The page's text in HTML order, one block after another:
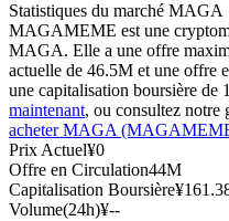
Futures utilisant l'USDC
Statistiques du marché MAGA
MAGAMEME est une
MAGA. Elle a une offre
actuelle de 46.5M et une offre
une capitalisation boursière
maintenant, ou consultez notre
acheter MAGA
Prix Actuel¥0
Offre en Circulation44M
Capitalisation Boursière¥
Volume(24h)¥--